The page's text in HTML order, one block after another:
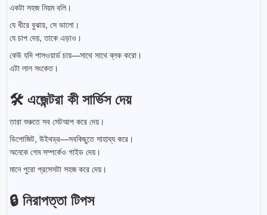
একটা সহজ নিয়ম বলি।
যে ধীরে বুঝায়, সে ভালো।
যে চাপ দেয়, তাকে এড়াও।
কেউ যদি পাসওয়ার্ড চায়—সাথে সাথে ব্লক করো।
এটা লাল সংকেত।
🛠️ এজেন্টরা কী সার্ভিস দেয়
তারা শুরুতে সব সেটআপ করে দেয়।
ডিপোজিট, উইথড্র—সবকিছুতে সাহায্য করে।
অনেকে গেম সম্পর্কেও গাইড দেয়।
মানে পুরো প্রসেসটা সহজ করে দেয়।
🔒 নিরাপত্তা টিপস